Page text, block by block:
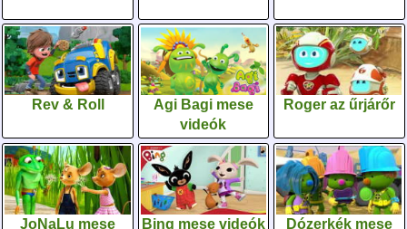
Rev & Roll
Agi Bagi mese
videók
Roger az űrjárőr
JoNaLu mese
Bing mese videók Dózerkék mese